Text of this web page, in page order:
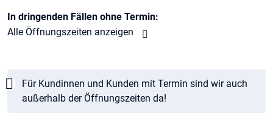
In dringenden Fällen ohne Termin:
Alle Öffnungszeiten anzeigen
Für Kundinnen und Kunden mit Termin sind wir auch
außerhalb der Öffnungszeiten da!